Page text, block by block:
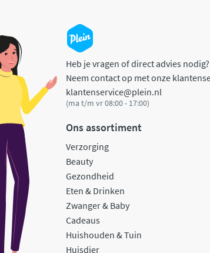
Heb je vragen of direct advies nodig?
Neem contact op met onze
klantenservice@plein.nl
(ma t/m vr 08:00 - 17:00)
Ons assortiment
Verzorging
Beauty
Gezondheid
Eten & Drinken
Zwanger & Baby
Cadeaus
Huishouden & Tuin
Huisdier